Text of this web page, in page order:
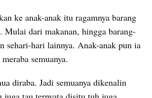
ke anak-anak itu ragamnya barang
Mulai dari makanan, hingga barang-
sehari-hari lainnya. Anak-anak pun ia
semuanya.
diraba. Jadi semuanya dikenalin